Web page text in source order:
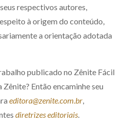
respectivos autores,
à origem do conteúdo,
a orientação adotada
publicado no Zênite Fácil
Então encaminhe seu
editora@zenite.com.br,
diretrizes editoriais.